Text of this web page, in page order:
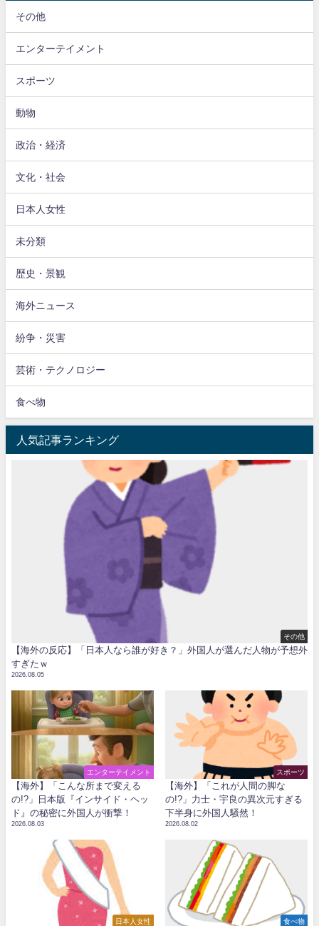
その他
エンターテイメント
スポーツ
動物
政治・経済
文化・社会
日本人女性
未分類
歴史・景観
海外ニュース
紛争・災害
芸術・テクノロジー
食べ物
人気記事ランキング
その他
【海外の反応】「日本人なら誰が好き？」外国人が選んだ人物が予想外
すぎたｗ
2026.08.05
エンターテイメント
【海外】「こんな所まで変える
の!?」日本版『インサイド・ヘッ
ド』の秘密に外国人が衝撃！
2026.08.03
スポーツ
【海外】「これが人間の脚な
の!?」力士・宇良の異次元すぎる
下半身に外国人騒然！
2026.08.02
日本人女性 食べ物